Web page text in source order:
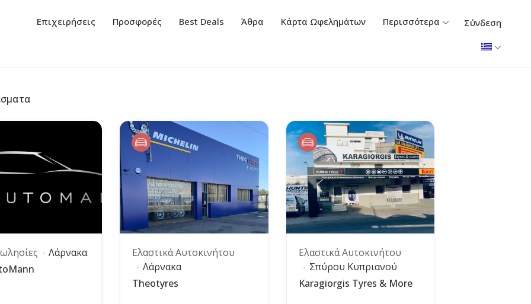
Επιχειρήσεις Προσφορές Best Deals Άθρα Κάρτα Ωφελημάτων Περισσότερα Σύνδεση
Λάρνακα
Ελαστικά Αυτοκινήτου
Λάρνακα
Theotyres
Ελαστικά Αυτοκινήτου
Σπύρου Κυπριανού
Karagiorgis Tyres & More